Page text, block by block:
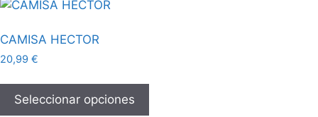
CAMISA HECTOR
20,99 €
Seleccionar opciones